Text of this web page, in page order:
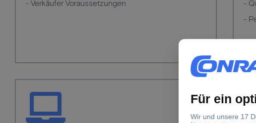
- Verkäufer Voraussetzungen
-
-